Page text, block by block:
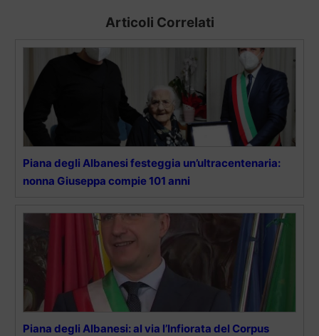
Articoli Correlati
Piana degli Albanesi festeggia un’ultracentenaria:
nonna Giuseppa compie 101 anni
Piana degli Albanesi: al via l’Infiorata del Corpus